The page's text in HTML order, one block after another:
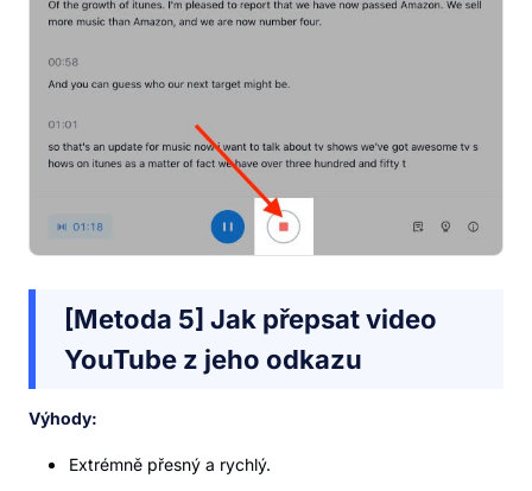
[Metoda 5] Jak přepsat video
YouTube z jeho odkazu
Výhody:
Extrémně přesný a rychlý.